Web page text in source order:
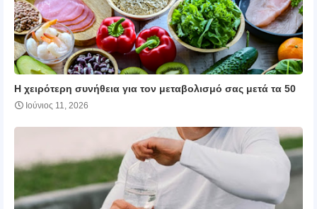
Η χειρότερη συνήθεια για τον μεταβολισμό σας μετά τα 50
Ιούνιος 11, 2026